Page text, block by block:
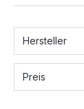
Hersteller
Preis